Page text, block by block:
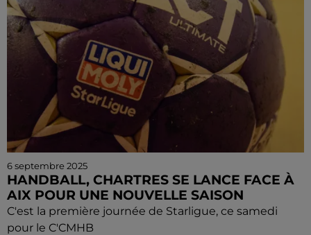
6 septembre 2025
HANDBALL, CHARTRES SE LANCE FACE À
AIX POUR UNE NOUVELLE SAISON
C'est la première journée de Starligue, ce samedi
pour le C'CMHB